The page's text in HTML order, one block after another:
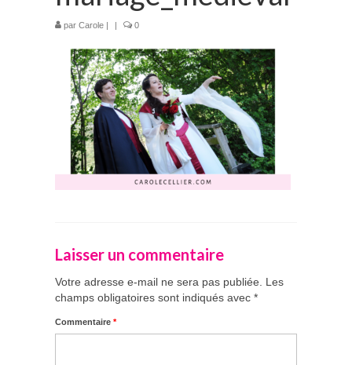
La mariée audacieuse
La mariée astucieuse
L’invitée intrépide
Galerie
Blog
par Carole | | 0
Laisser un commentaire
Votre adresse e-mail ne sera pas publiée.
Les
champs obligatoires sont indiqués avec *
Commentaire *